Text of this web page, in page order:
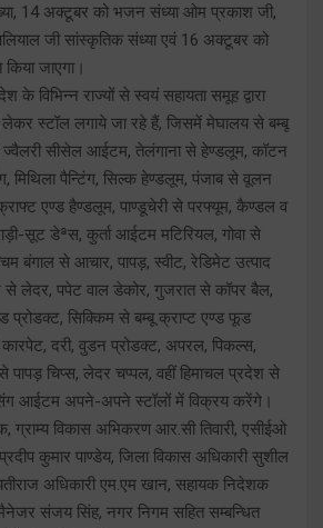
14 अक्टूबर को भजन संध्या ओम प्रकाश जी,
जी सांस्कृतिक संध्या एवं 16 अक्टूबर को
जाएगा।
के विभिन्न राज्यों से स्वयं सहायता समूह द्वारा
लेकर स्टॉल लगाये जा रहे हैं, जिसमें मेघालय से बम्बू
ज्वैलरी सीसेल आईटम, तेलंगाना से हेण्डलूम, कॉटन
मिथिला पैन्टिंग, सिल्क हेण्डलूम, पंजाब से वूलन
एण्ड हैण्डलूम, पाण्डूचेरी से परफ्यूम, कैण्डल व
सूट डेªस, कुर्ता आईटम मटिरियल, गोवा से
बंगाल से आचार, पापड़, स्वीट, रेडिमेट उत्पाद
लेदर, पपेट वाल डेकोर, गुजरात से कॉपर बैल,
प्रोडक्ट, सिक्किम से बम्बू क्राप्ट एण्ड फूड
दरी, वुडन प्रोडक्ट, अपरल, पिकल्स,
से पापड़ चिप्स, लेदर चप्पल, वहीं हिमाचल प्रदेश से
आईटम अपने-अपने स्टॉलों में विक्रय करेंगे।
ग्राम्य विकास अभिकरण आर.सी तिवारी, एसीईओ
कुमार पाण्डेय, जिला विकास अधिकारी सुशील
अधिकारी एम.एम खान, सहायक निदेशक
संजय सिंह, नगर निगम सहित सम्बन्धित